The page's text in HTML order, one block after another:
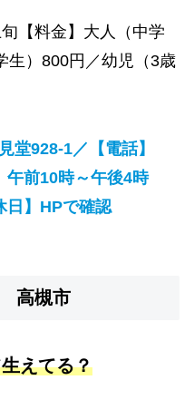
【料金】大人（中学
生）800円／幼児（3歳
堂928-1／【電話】
午前10時～午後4時
日】HPで確認
高槻市
えてる？